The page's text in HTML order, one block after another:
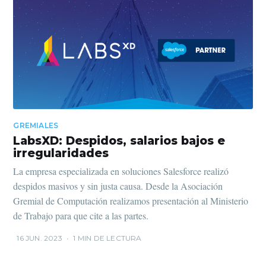
GREMIALES
LabsXD: Despidos, salarios bajos e
irregularidades
La empresa especializada en soluciones Salesforce realizó
despidos masivos y sin justa causa. Desde la Asociación
Gremial de Computación realizamos presentación al Ministerio
de Trabajo para que cite a las partes.
16 JUN. 2023 • 1 MIN DE LECTURA